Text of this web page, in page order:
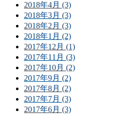
2018年4月 (3)
2018年3月 (3)
2018年2月 (3)
2018年1月 (2)
2017年12月 (1)
2017年11月 (3)
2017年10月 (2)
2017年9月 (2)
2017年8月 (2)
2017年7月 (3)
2017年6月 (3)